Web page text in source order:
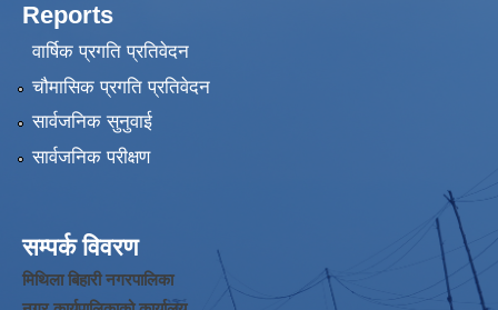
Reports
वार्षिक प्रगति प्रतिवेदन
चौमासिक प्रगति प्रतिवेदन
सार्वजनिक सुनुवाई
सार्वजनिक परीक्षण
सम्पर्क विवरण
मिथिला बिहारी नगरपालिका